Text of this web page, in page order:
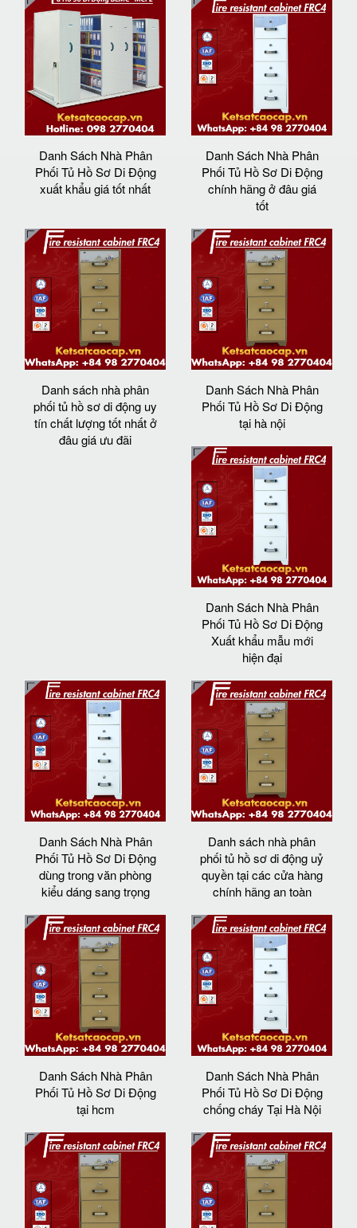
Danh Sách Nhà Phân
Phối Tủ Hồ Sơ Di Động
xuất khẩu giá tốt nhất
Danh Sách Nhà Phân
Phối Tủ Hồ Sơ Di Động
chính hãng ở đâu giá
tốt
Danh sách nhà phân
phối tủ hồ sơ di động uy
tín chất lượng tốt nhất ở
đâu giá ưu đãi
Danh Sách Nhà Phân
Phối Tủ Hồ Sơ Di Động
tại hà nội
Danh Sách Nhà Phân
Phối Tủ Hồ Sơ Di Động
Xuất khẩu mẫu mới
hiện đại
Danh Sách Nhà Phân
Phối Tủ Hồ Sơ Di Động
dùng trong văn phòng
kiểu dáng sang trọng
Danh sách nhà phân
phối tủ hồ sơ di động uỷ
quyền tại các cửa hàng
chính hãng an toàn
Danh Sách Nhà Phân
Phối Tủ Hồ Sơ Di Động
tại hcm
Danh Sách Nhà Phân
Phối Tủ Hồ Sơ Di Động
chống cháy Tại Hà Nội